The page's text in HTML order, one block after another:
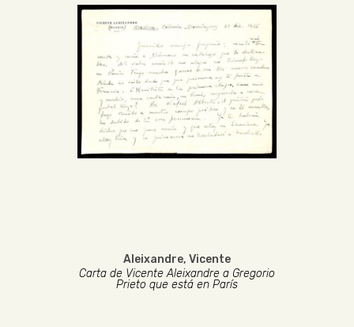
Aleixandre, Vicente
Carta de Vicente Aleixandre a Gregorio
Prieto que está en París